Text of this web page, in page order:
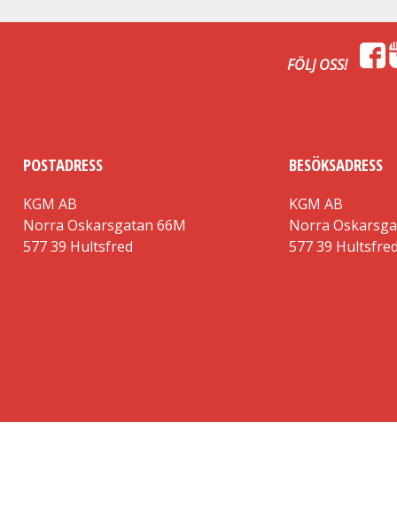
FÖLJ OSS!
POSTADRESS
KGM AB
Norra Oskarsgatan 66M
577 39 Hultsfred
BESÖKSADRESS
KGM AB
Norra
577 39